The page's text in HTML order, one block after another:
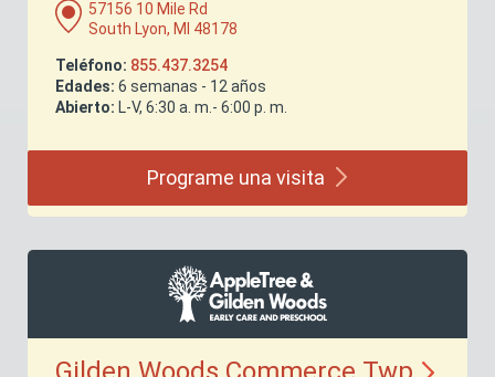
57156 10 Mile Rd
South Lyon, MI 48178
Teléfono: 855.437.3254
Edades: 6 semanas - 12 años
Abierto: L-V, 6:30 a. m.- 6:00 p. m.
Programe una visita